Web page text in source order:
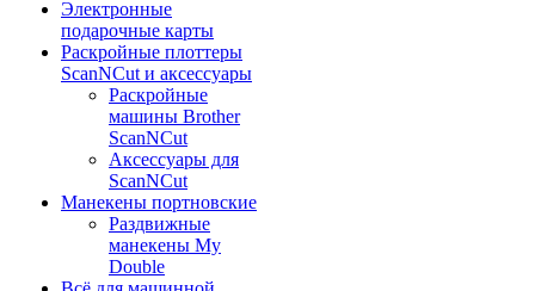
Электронные
подарочные карты
Раскройные плоттеры
ScanNCut и аксессуары
Раскройные
машины Brother
ScanNCut
Аксессуары для
ScanNCut
Манекены портновские
Раздвижные
манекены My
Double